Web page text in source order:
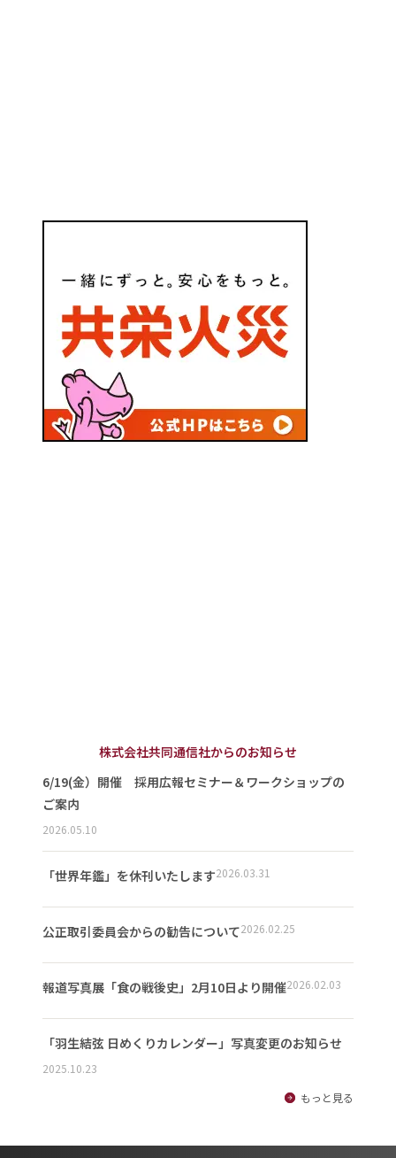
株式会社共同通信社からのお知らせ
6/19(金）開催 採用広報セミナー＆ワークショップの
ご案内
2026.05.10
「世界年鑑」を休刊いたします2026.03.31
公正取引委員会からの勧告について2026.02.25
報道写真展「食の戦後史」2月10日より開催2026.02.03
「羽生結弦 日めくりカレンダー」写真変更のお知らせ
2025.10.23
もっと見る